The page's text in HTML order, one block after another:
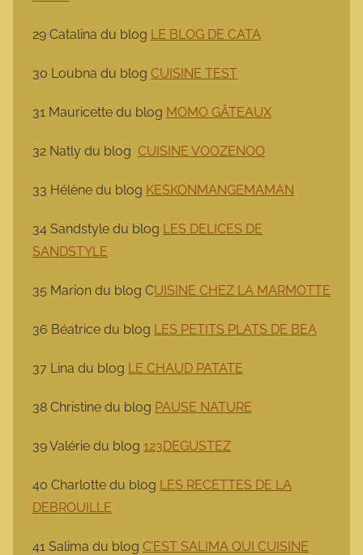
29 Catalina du blog LE BLOG DE CATA
30 Loubna du blog CUISINE TEST
31 Mauricette du blog MOMO GÂTEAUX
32 Natly du blog CUISINE VOOZENOO
33 Hélène du blog KESKONMANGEMAMAN
34 Sandstyle du blog LES DELICES DE
SANDSTYLE
35 Marion du blog CUISINE CHEZ LA MARMOTTE
36 Béatrice du blog LES PETITS PLATS DE BEA
37 Lina du blog LE CHAUD PATATE
38 Christine du blog PAUSE NATURE
39 Valérie du blog 123DEGUSTEZ
40 Charlotte du blog LES RECETTES DE LA
DEBROUILLE
41 Salima du blog C’EST SALIMA QUI CUISINE